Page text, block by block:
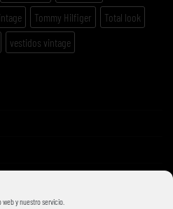
y nuestro servicio.
Tommy Hilfiger
Total look
vestidos vintage